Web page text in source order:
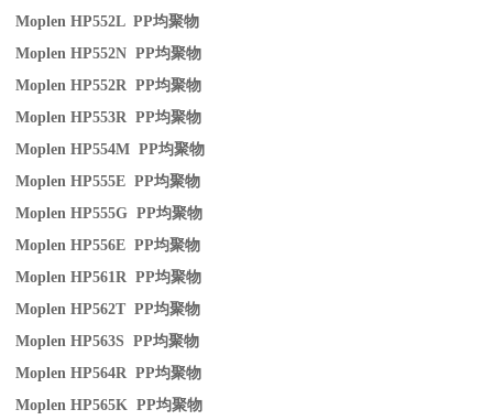
Moplen HP552L PP均聚物
Moplen HP552N PP均聚物
Moplen HP552R PP均聚物
Moplen HP553R PP均聚物
Moplen HP554M PP均聚物
Moplen HP555E PP均聚物
Moplen HP555G PP均聚物
Moplen HP556E PP均聚物
Moplen HP561R PP均聚物
Moplen HP562T PP均聚物
Moplen HP563S PP均聚物
Moplen HP564R PP均聚物
Moplen HP565K PP均聚物